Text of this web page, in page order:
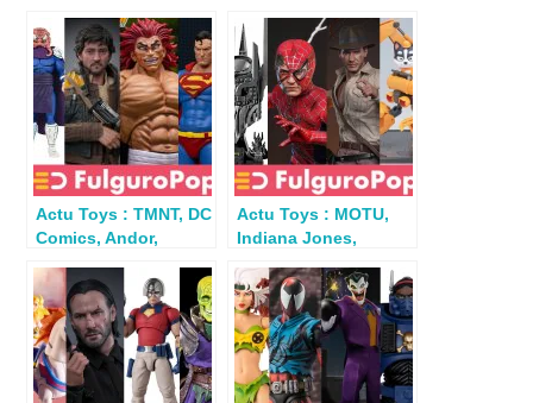
Actu Toys : TMNT, DC
Comics, Andor,
Dead…
Actu Toys : MOTU,
Indiana Jones,
the Rings…